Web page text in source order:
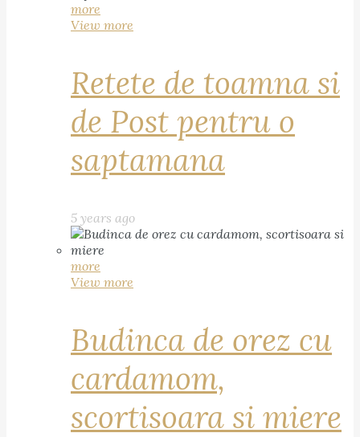
more
View more
Retete de toamna si
de Post pentru o
saptamana
5 years ago
more
View more
Budinca de orez cu
cardamom,
scortisoara si miere